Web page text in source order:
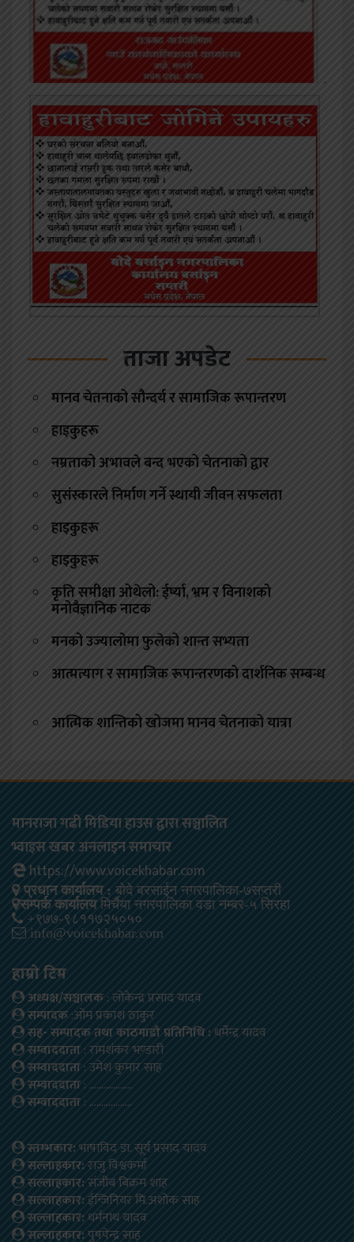
ताजा अपडेट
मानव चेतनाको सौन्दर्य र सामाजिक रूपान्तरण
हाइकुहरू
नम्रताको अभावले बन्द भएको चेतनाको द्वार
सुसंस्कारले निर्माण गर्ने स्थायी जीवन सफलता
हाइकुहरू
हाइकुहरू
कृति समीक्षा ओथेलो: ईर्ष्या, भ्रम र विनाशको
मनोवैज्ञानिक नाटक
मनको उज्यालोमा फुलेको शान्त सभ्यता
आत्मत्याग र सामाजिक रूपान्तरणको दार्शनिक सम्बन्ध
आत्मिक शान्तिको खोजमा मानव चेतनाको यात्रा
मानराजा गढी मिडिया हाउस द्वारा सञ्चालित
भ्वाइस खबर अनलाइन समाचार
https://www.voicekhabar.com
प्रधान कार्यालय : बोदे बरसाईन नगरपालिका-७सप्तरी
सम्पर्क कार्यालयमिर्चैया नगरपालिका वडा नम्बर-५ सिरहा
+९७७-९८११७२५०५०
info@voicekhabar.com
हाम्रो टिम
अध्यक्ष/सञ्चालक: लोकेन्द्र प्रसाद यादव
सम्पादक:ओम प्रकाश ठाकुर
सह- सम्पादक तथा काठमाडौ प्रतिनिधि : धर्मेन्द्र यादव
सम्वाददाता: रामशंकर भण्डारी
सम्वाददाता: उमेश कुमार साह
सम्वाददाता: ………………
सम्वाददाता: ………………
स्तम्भकार:भाषाविद डा. सूर्य प्रसाद यादव
सल्लाहकार:राजु विश्वकर्मा
सल्लाहकार:संजीब बिक्रम शाह
सल्लाहकार:ईन्जिनियर मि.अशोक साह
सल्लाहकार: धर्मनाथ यादव
सल्लाहकार:पुषपेन्द्र साह